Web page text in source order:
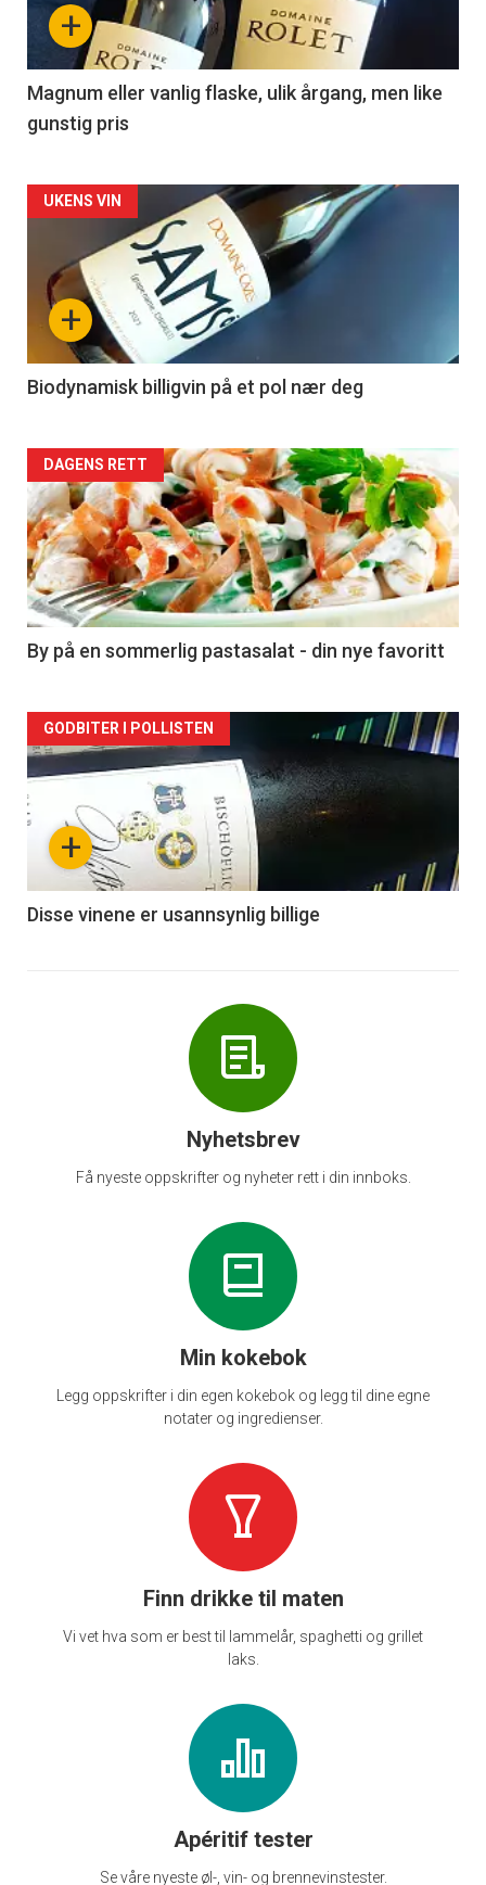
3
+
Magnum eller vanlig flaske, ulik årgang, men like
gunstig pris
Forsiden
akkurat
nå
4
+
UKENS VIN
Biodynamisk billigvin på et pol nær deg
Forsiden
akkurat
nå
-
5
DAGENS RETT
By på en sommerlig pastasalat - din nye favoritt
Forsiden
akkurat
nå
6
+
GODBITER I POLLISTEN
Disse vinene er usannsynlig billige
Nyhetsbrev
Få nyeste oppskrifter og nyheter rett i din innboks.
Min kokebok
Legg oppskrifter i din egen kokebok og legg til dine egne
notater og ingredienser.
Finn drikke til maten
Vi vet hva som er best til lammelår, spaghetti og grillet
laks.
Apéritif tester
Se våre nyeste øl-, vin- og brennevinstester.